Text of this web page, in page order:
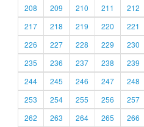
208
209 210 211 212
217
218 219 220 221
226
227 228 229 230
235
236 237 238 239
244
245 246 247 248
253
254 255 256 257
262
263 264 265 266